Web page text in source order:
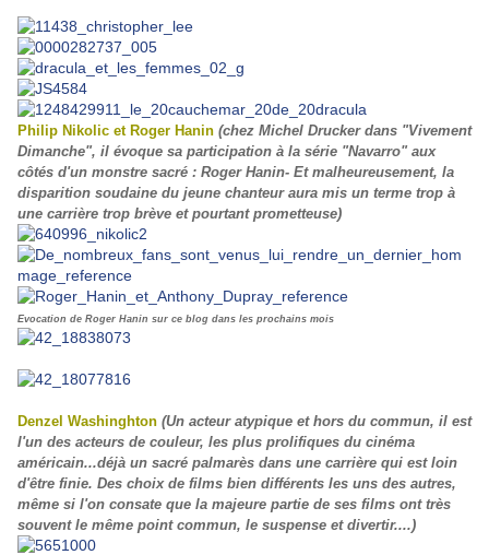
Philip Nikolic et Roger Hanin (chez Michel Drucker dans "Vivement
Dimanche", il évoque sa participation à la série "Navarro" aux
côtés d'un monstre sacré : Roger Hanin- Et malheureusement, la
disparition soudaine du jeune chanteur aura mis un terme trop à
une carrière trop brève et pourtant prometteuse)
Evocation de Roger Hanin sur ce blog dans les prochains mois
Denzel Washinghton (Un acteur atypique et hors du commun, il est
l'un des acteurs de couleur, les plus prolifiques du cinéma
américain...déjà un sacré palmarès dans une carrière qui est loin
d'être finie. Des choix de films bien différents les uns des autres,
même si l'on consate que la majeure partie de ses films ont très
souvent le même point commun, le suspense et divertir....)